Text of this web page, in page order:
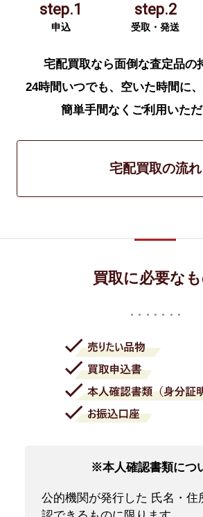
step.1
申込
step.2
受取・発送
宅配買取なら面倒な査定品の
24時間いつでも、空いた時間に、
簡単手間なくご利用いただ
宅配買取の流れ
買取に必要な
※本人確認書類につ
公的機関が発行した 氏名・住